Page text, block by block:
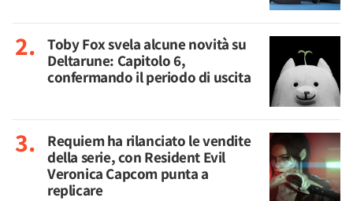
Toby Fox svela alcune novità su
Deltarune: Capitolo 6,
confermando il periodo di uscita
Requiem ha rilanciato le vendite
della serie, con Resident Evil
Veronica Capcom punta a
replicare